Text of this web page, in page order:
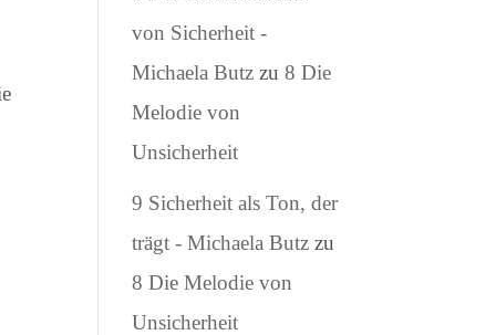
von Sicherheit -
Michaela Butz zu8 Die
Melodie von
Unsicherheit
9 Sicherheit als Ton, der
trägt - Michaela Butz zu
8 Die Melodie von
Unsicherheit